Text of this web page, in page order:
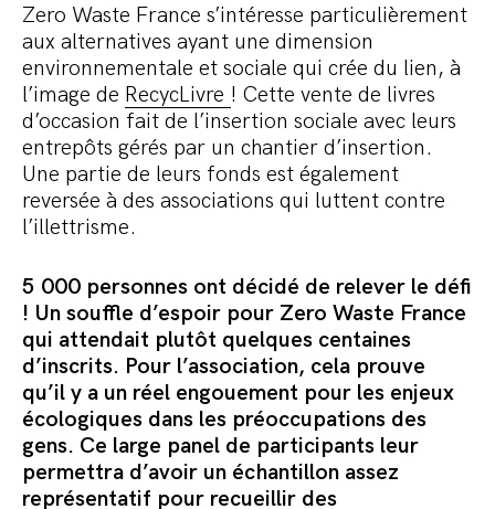
Zero Waste France s’intéresse particulièrement
aux alternatives ayant une dimension
environnementale et sociale qui crée du lien, à
l’image de RecycLivre ! Cette vente de livres
d’occasion fait de l’insertion sociale avec leurs
entrepôts gérés par un chantier d’insertion.
Une partie de leurs fonds est également
reversée à des associations qui luttent contre
l’illettrisme.
5 000 personnes ont décidé de relever le défi
! Un souffle d’espoir pour Zero Waste France
qui attendait plutôt quelques centaines
d’inscrits. Pour l’association, cela prouve
qu’il y a un réel engouement pour les enjeux
écologiques dans les préoccupations des
gens. Ce large panel de participants leur
permettra d’avoir un échantillon assez
représentatif pour recueillir des